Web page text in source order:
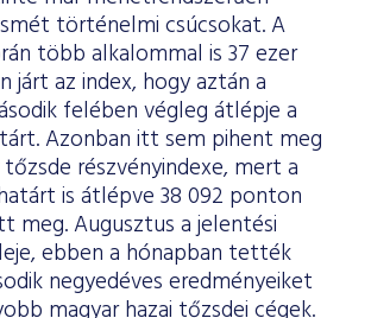
történelmi csúcsokat. A
több alkalommal is 37 ezer
járt az index, hogy aztán a
felében végleg átlépje a
Azonban itt sem pihent meg
részvényindexe, mert a
is átlépve 38 092 ponton
meg. Augusztus a jelentési
ebben a hónapban tették
negyedéves eredményeiket
magyar hazai tőzsdei cégek.